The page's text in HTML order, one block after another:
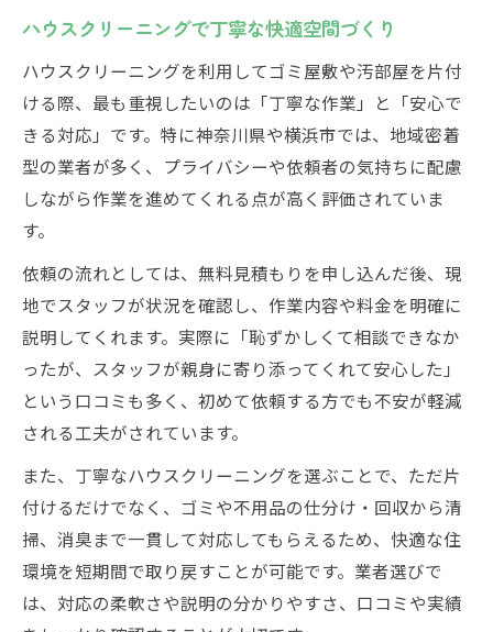
ハウスクリーニングで丁寧な快適空間づくり
ハウスクリーニングを利用してゴミ屋敷や汚部屋を片付
ける際、最も重視したいのは「丁寧な作業」と「安心で
きる対応」です。特に神奈川県や横浜市では、地域密着
型の業者が多く、プライバシーや依頼者の気持ちに配慮
しながら作業を進めてくれる点が高く評価されていま
す。
依頼の流れとしては、無料見積もりを申し込んだ後、現
地でスタッフが状況を確認し、作業内容や料金を明確に
説明してくれます。実際に「恥ずかしくて相談できなか
ったが、スタッフが親身に寄り添ってくれて安心した」
という口コミも多く、初めて依頼する方でも不安が軽減
される工夫がされています。
また、丁寧なハウスクリーニングを選ぶことで、ただ片
付けるだけでなく、ゴミや不用品の仕分け・回収から清
掃、消臭まで一貫して対応してもらえるため、快適な住
環境を短期間で取り戻すことが可能です。業者選びで
は、対応の柔軟さや説明の分かりやすさ、口コミや実績